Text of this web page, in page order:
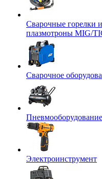
Сварочные горелки и
плазмотроны MIG/
Сварочное
Пневмооборудование
Электроинструмент